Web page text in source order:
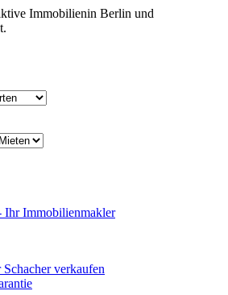
Immobilienin Berlin und
verkaufen